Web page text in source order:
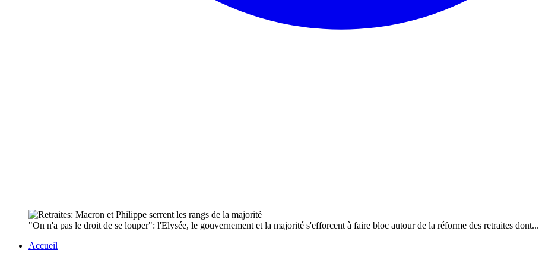
"On n'a pas le droit de se louper": l'Elysée, le gouvernement et la majorité s'efforcent à faire bloc autour de la réforme des retraites dont...
Accueil